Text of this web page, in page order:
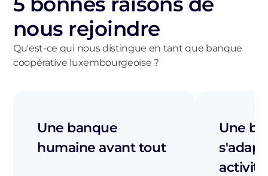
nous rejoindre
Qu'est-ce qui nous distingue en tant que banque
coopérative luxembourgeoise ?
Une banque
humaine avant tout
Une
activité